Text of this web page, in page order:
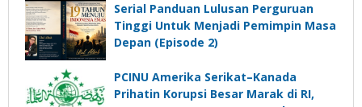
Serial Panduan Lulusan Perguruan
Tinggi Untuk Menjadi Pemimpin Masa
Depan (Episode 2)
PCINU Amerika Serikat–Kanada
Prihatin Korupsi Besar Marak di RI,